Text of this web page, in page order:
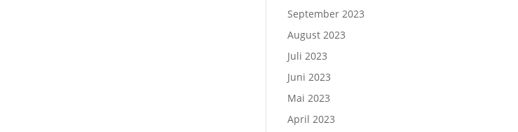
September 2023
August 2023
Juli 2023
Juni 2023
Mai 2023
April 2023